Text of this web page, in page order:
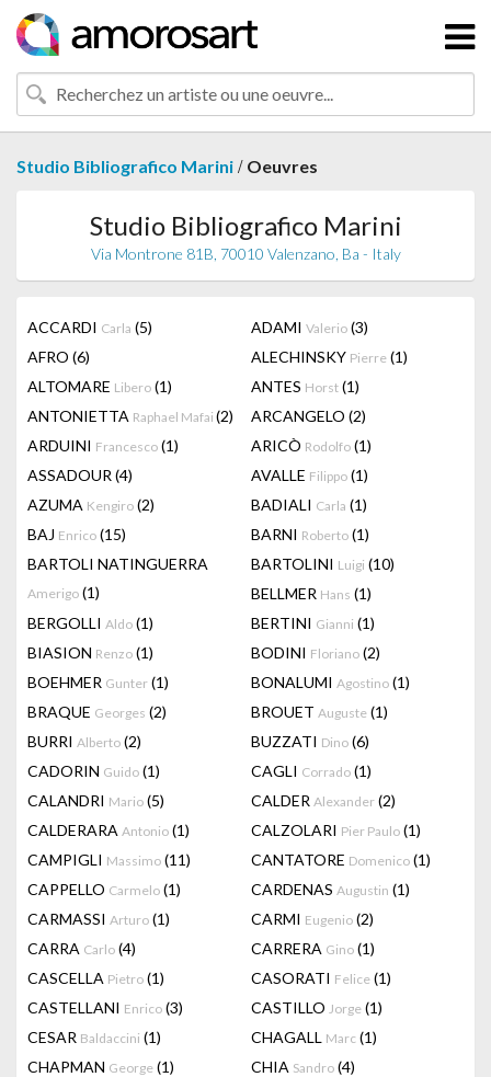
Studio Bibliografico Marini / Oeuvres
Studio Bibliografico Marini
Via Montrone 81B, 70010 Valenzano, Ba - Italy
ACCARDI Carla (5) ADAMI Valerio (3)
AFRO (6) ALECHINSKY Pierre (1)
ALTOMARE Libero (1) ANTES Horst (1)
ANTONIETTA Raphael Mafai (2) ARCANGELO (2)
ARDUINI Francesco (1) ARICÒ Rodolfo (1)
ASSADOUR (4) AVALLE Filippo (1)
AZUMA Kengiro (2) BADIALI Carla (1)
BAJ Enrico (15) BARNI Roberto (1)
BARTOLI NATINGUERRA
Amerigo (1)
BARTOLINI Luigi (10)
BELLMER Hans (1)
BERGOLLI Aldo (1) BERTINI Gianni (1)
BIASION Renzo (1) BODINI Floriano (2)
BOEHMER Gunter (1) BONALUMI Agostino (1)
BRAQUE Georges (2) BROUET Auguste (1)
BURRI Alberto (2) BUZZATI Dino (6)
CADORIN Guido (1) CAGLI Corrado (1)
CALANDRI Mario (5) CALDER Alexander (2)
CALDERARA Antonio (1) CALZOLARI Pier Paulo (1)
CAMPIGLI Massimo (11) CANTATORE Domenico (1)
CAPPELLO Carmelo (1) CARDENAS Augustin (1)
CARMASSI Arturo (1) CARMI Eugenio (2)
CARRA Carlo (4) CARRERA Gino (1)
CASCELLA Pietro (1) CASORATI Felice (1)
CASTELLANI Enrico (3) CASTILLO Jorge (1)
CESAR Baldaccini (1) CHAGALL Marc (1)
CHAPMAN George (1) CHIA Sandro (4)